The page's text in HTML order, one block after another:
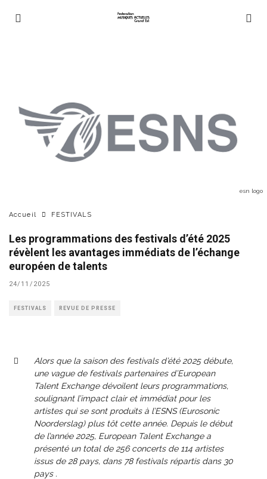
esn logo
Accueil FESTIVALS
Les programmations des festivals d’été 2025
révèlent les avantages immédiats de l’échange
européen de talents
24/11/2025
FESTIVALS REVUE DE PRESSE
Alors que la saison des festivals d’été 2025 débute,
une vague de festivals partenaires d’European
Talent Exchange dévoilent leurs programmations,
soulignant l’impact clair et immédiat pour les
artistes qui se sont produits à l’ESNS (Eurosonic
Noorderslag) plus tôt cette année. Depuis le début
de l’année 2025, European Talent Exchange a
présenté un total de 256 concerts de 114 artistes
issus de 28 pays, dans 78 festivals répartis dans 30
pays .